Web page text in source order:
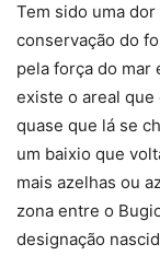
Tem sido uma
conservação do
pela força do mar
existe o areal que
quase que lá se
um baixio que
mais azelhas ou
zona entre o
designação